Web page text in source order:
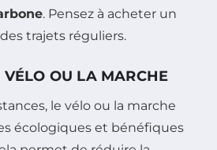
. Pensez à acheter un
trajets réguliers.
VÉLO OU LA MARCHE
le vélo ou la marche
écologiques et bénéfiques